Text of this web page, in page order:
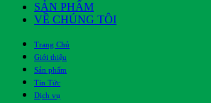
SẢN PHẨM
VỀ CHÚNG TÔI
Trang Chủ
Giới thiệu
Sản phẩm
Tin Tức
Dịch vụ